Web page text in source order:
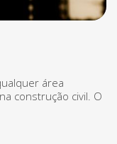
área
construção civil. O